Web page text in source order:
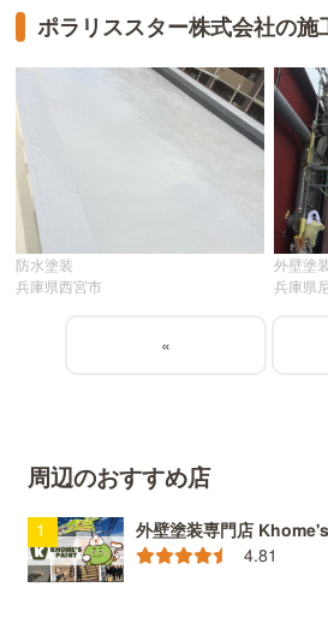
ポラリススター株式会社の施
防水塗装
兵庫県西宮市
外壁塗
兵庫県
«
周辺のおすすめ店
外壁塗装専門店
4.81